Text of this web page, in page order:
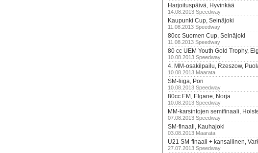
Harjoituspäivä, Hyvinkää
14.08.2013 Speedway
Kaupunki Cup, Seinäjoki
11.08.2013 Speedway
80cc Suomen Cup, Seinäjoki
11.08.2013 Speedway
80 cc UEM Youth Gold Trophy,
10.08.2013 Speedway
4. MM-osakilpailu, Rzeszow,
10.08.2013 Maarata
SM-liiga, Pori
10.08.2013 Speedway
80cc EM, Elgane, Norja
10.08.2013 Speedway
MM-karsintojen semifinaali,
07.08.2013 Speedway
SM-finaali, Kauhajoki
03.08.2013 Maarata
U21 SM-finaali + kansallinen,
27.07.2013 Speedway